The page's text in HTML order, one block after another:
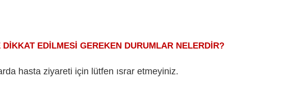
GEREKEN DURUMLAR NELERDİR?
hasta ziyareti için lütfen ısrar etmeyiniz.